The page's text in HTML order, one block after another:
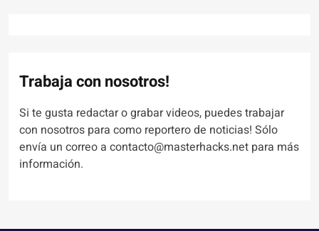
Trabaja con nosotros!
Si te gusta redactar o grabar videos, puedes trabajar
con nosotros para como reportero de noticias! Sólo
envía un correo a contacto@masterhacks.net para más
información.